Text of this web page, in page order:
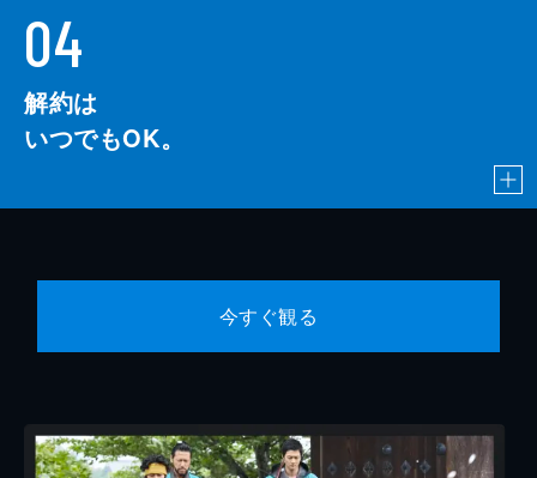
04
解約は
いつでもOK。
今すぐ観る